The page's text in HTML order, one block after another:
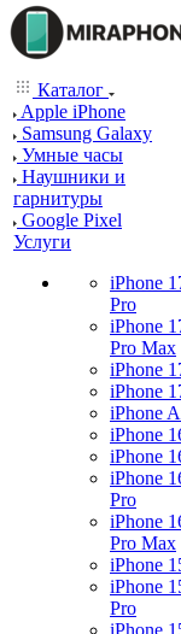
Каталог
Apple iPhone
Samsung Galaxy
Умные часы
Наушники и
гарнитуры
Google Pixel
Услуги
iPhone
Pro
iPhone
Pro Max
iPhone
iPhone
iPhone
iPhone
iPhone
iPhone
Pro
iPhone
Pro Max
iPhone
iPhone
Pro
iPhone